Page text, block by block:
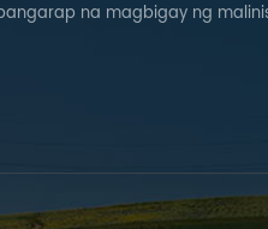
na magbigay ng